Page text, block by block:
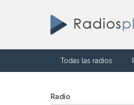
Todas las radios
Radio